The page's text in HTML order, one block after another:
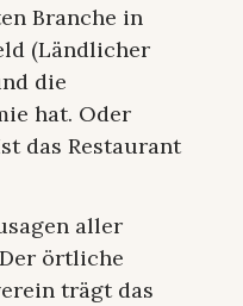
Branche in
(Ländlicher
die
hat. Oder
das Restaurant
aller
örtliche
trägt das